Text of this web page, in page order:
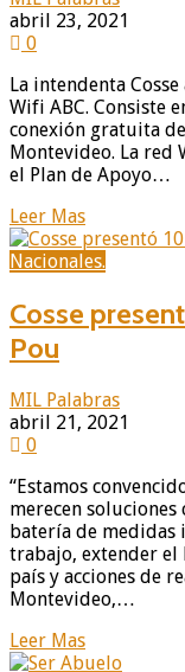
abril 23, 2021
0
La intendenta
Wifi ABC. Consiste
conexión gratuita
Montevideo. La red
el Plan de Apoyo…
Leer Mas
Nacionales.
Cosse
Pou
MIL Palabras
abril 21, 2021
0
“Estamos
merecen soluciones
batería de medidas
trabajo, extender el
país y acciones de
Montevideo,…
Leer Mas